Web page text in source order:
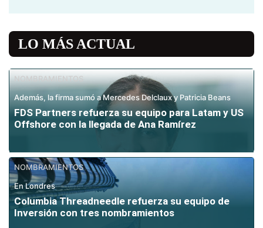
LO MÁS ACTUAL
NOMBRAMIENTOS
Además, la firma sumó a Mercedes Delclaux y Patricia Beans
FDS Partners refuerza su equipo para Latam y US
Offshore con la llegada de Ana Ramírez
NOMBRAMIENTOS
En Londres
Columbia Threadneedle refuerza su equipo de
Inversión con tres nombramientos